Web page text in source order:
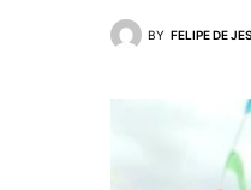
BY FELIPE DE